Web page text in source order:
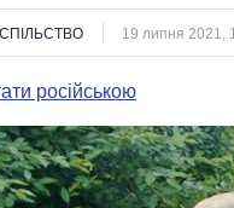
19 липня 2021,
російською